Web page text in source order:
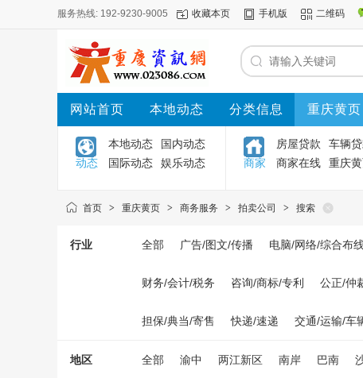
服务热线: 192-9230-9005 收藏本页 手机版 二维码
网站首页 本地动态 分类信息 重庆黄页
动态
本地动态
国内动态
国际动态
娱乐动态 商家
房屋贷款 车辆
商家在线
重庆
首页 > 重庆黄页 > 商务服务 > 拍卖公司 > 搜索
行业 全部 广告/图文/传播 电脑/网络/综合布
财务/会计/税务 咨询/商标/专利 公正/仲
担保/典当/寄售 快递/速递 交通/运输/车
地区 全部 渝中 两江新区 南岸 巴南